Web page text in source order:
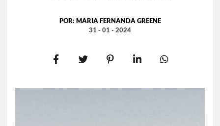
POR: MARIA FERNANDA GREENE
31 - 01 - 2024